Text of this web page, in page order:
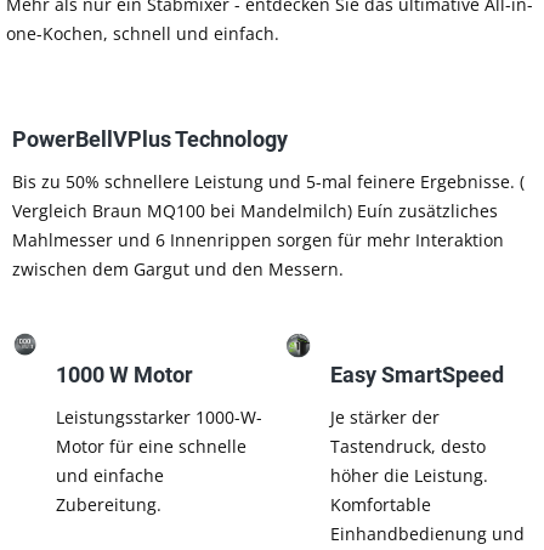
one-Kochen, schnell und einfach.
PowerBellVPlus Technology
Bis zu 50% schnellere Leistung und 5-mal feinere Ergebnisse. (
Vergleich Braun MQ100 bei Mandelmilch) Euín zusätzliches
Mahlmesser und 6 Innenrippen sorgen für mehr Interaktion
zwischen dem Gargut und den Messern.
1000 W Motor
Leistungsstarker 1000-W-
Motor für eine schnelle
und einfache
Zubereitung.
Easy SmartSpeed
Je stärker der
Tastendruck, desto
höher die Leistung.
Komfortable
Einhandbedienung und